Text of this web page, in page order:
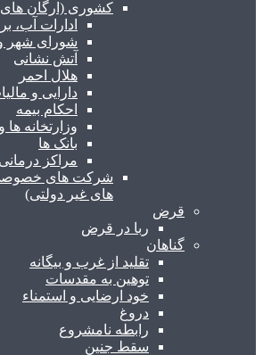
کشوری (ارگان های
ادارات آب،
شورای شهر
آتش نشانی
هلال احمر
دارایی و
احکام بیمه
وزارتخانه ها
بانک ها
مراکز درمانی
شرکت های
های غیر دولتی)
قرض
ربا در قرض
گناهان
تقلید از غرب و بیگانه
توهین به مقدسات
خود ارضایی و استمناء
دروغ
رابطه نامشروع
سقط جنین